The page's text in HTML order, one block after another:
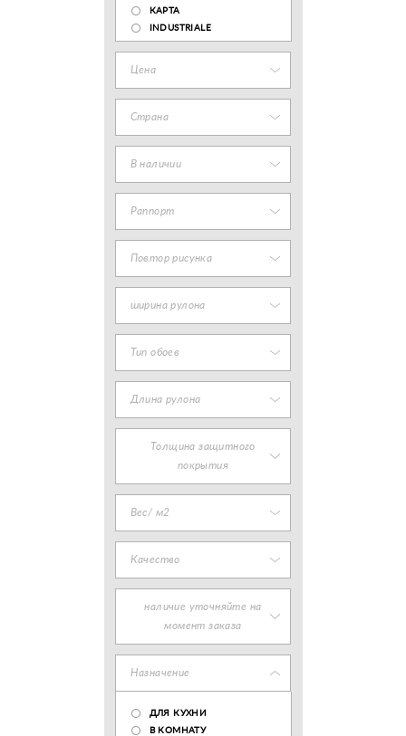
КАРТА
INDUSTRIALE
Цена
Страна
В наличии
Раппорт
Повтор рисунка
ширина рулона
Тип обоев
Длина рулона
Толщина защитного
покрытия
Вес/ м2
Качество
наличие уточняйте на
момент заказа
Назначение
ДЛЯ КУХНИ
В КОМНАТУ